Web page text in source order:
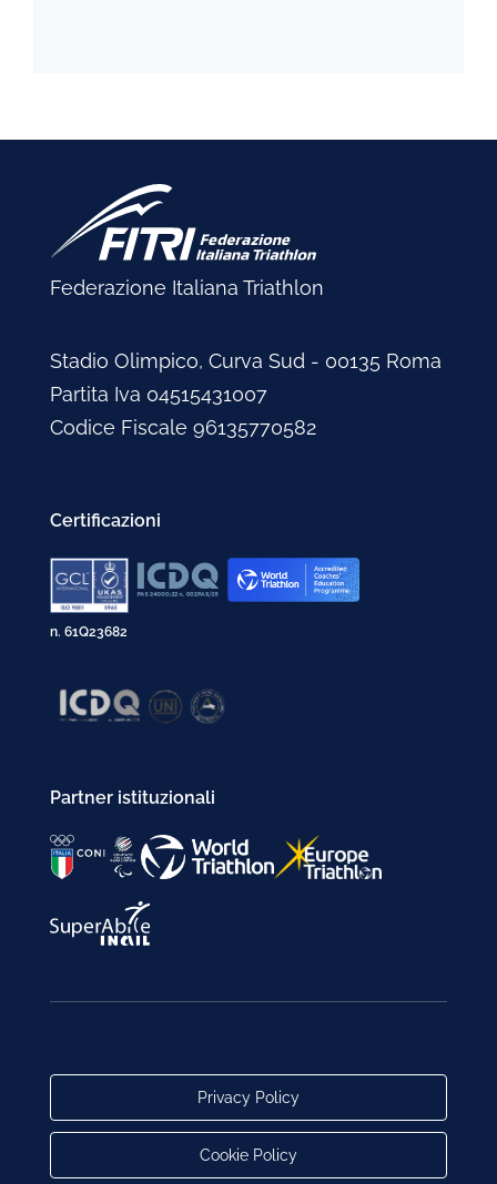
Federazione Italiana Triathlon
Stadio Olimpico, Curva Sud - 00135 Roma
Partita Iva 04515431007
Codice Fiscale 96135770582
Certificazioni
n. 61Q23682
Partner istituzionali
Privacy Policy
Cookie Policy